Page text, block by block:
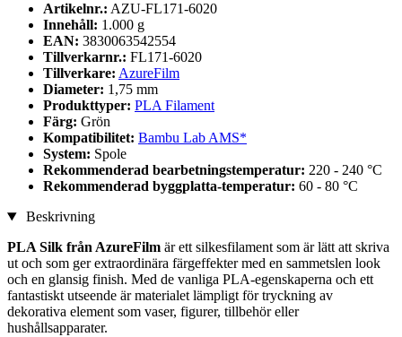
Artikelnr.: AZU-FL171-6020
Innehåll: 1.000 g
EAN: 3830063542554
Tillverkarnr.: FL171-6020
Tillverkare: AzureFilm
Diameter: 1,75 mm
Produkttyper: PLA Filament
Färg: Grön
Kompatibilitet: Bambu Lab AMS*
System: Spole
Rekommenderad bearbetningstemperatur: 220 - 240 °C
Rekommenderad byggplatta-temperatur: 60 - 80 °C
Beskrivning
PLA Silk från AzureFilm är ett silkesfilament som är lätt att skriva
ut och som ger extraordinära färgeffekter med en sammetslen look
och en glansig finish. Med de vanliga PLA-egenskaperna och ett
fantastiskt utseende är materialet lämpligt för tryckning av
dekorativa element som vaser, figurer, tillbehör eller
hushållsapparater.